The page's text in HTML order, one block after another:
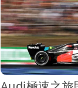
華擔任「愛美大
一件值得被慎重
專業與用心而投
真正用心的醫療